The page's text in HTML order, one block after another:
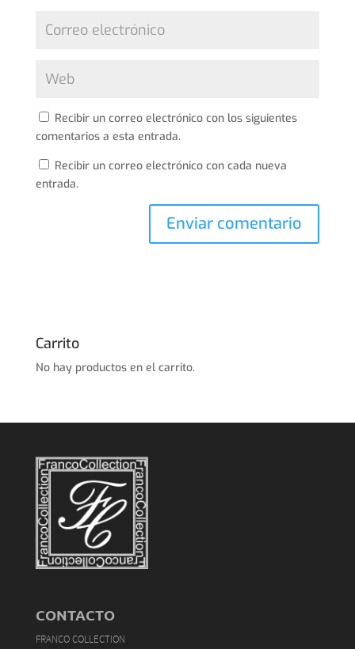
Recibir un correo electrónico con los siguientes
comentarios a esta entrada.
Recibir un correo electrónico con cada nueva
entrada.
Carrito
No hay productos en el carrito.
CONTACTO
FRANCO COLLECTION